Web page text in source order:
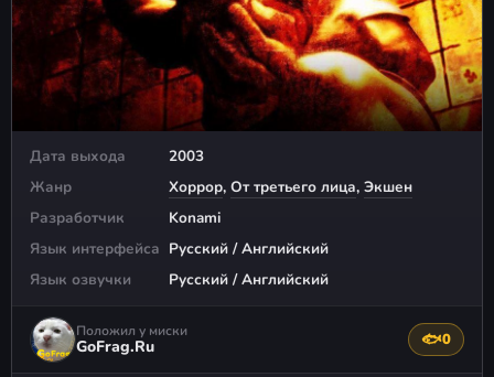
Дата выхода
2003
Жанр
Хоррор, От третьего лица, Экшен
Разработчик
Konami
Язык интерфейса Русский / Английский
Язык озвучки
Русский / Английский
Положил у миски
GoFrag.Ru 🐟0